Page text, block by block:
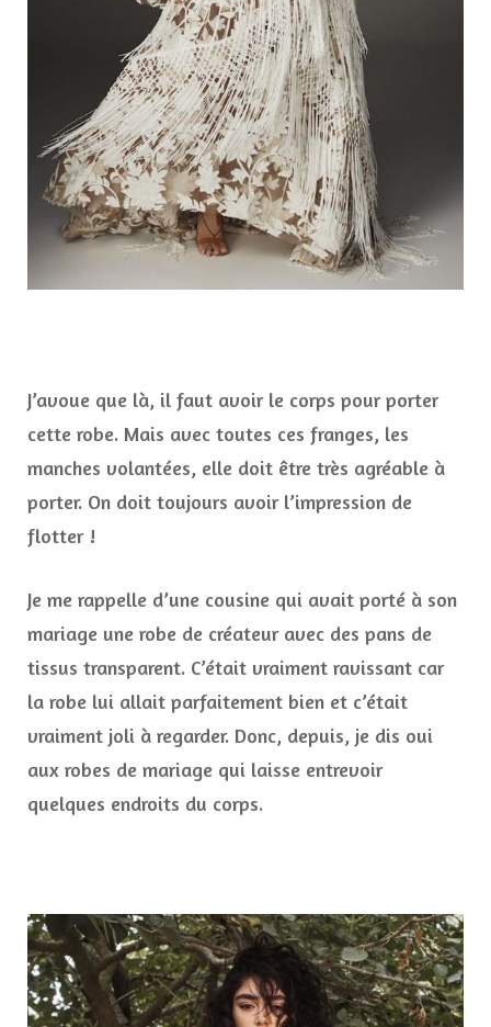
J’avoue que là, il faut avoir le corps pour porter
cette robe. Mais avec toutes ces franges, les
manches volantées, elle doit être très agréable à
porter. On doit toujours avoir l’impression de
flotter !
Je me rappelle d’une cousine qui avait porté à son
mariage une robe de créateur avec des pans de
tissus transparent. C’était vraiment ravissant car
la robe lui allait parfaitement bien et c’était
vraiment joli à regarder. Donc, depuis, je dis oui
aux robes de mariage qui laisse entrevoir
quelques endroits du corps.